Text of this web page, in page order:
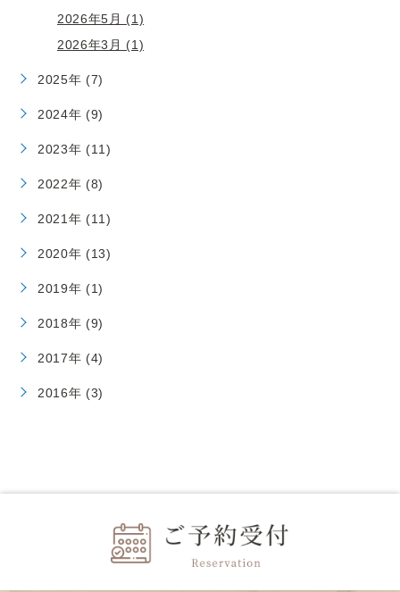
2026年5月 (1)
2026年3月 (1)
2025年 (7)
2024年 (9)
2023年 (11)
2022年 (8)
2021年 (11)
2020年 (13)
2019年 (1)
2018年 (9)
2017年 (4)
2016年 (3)